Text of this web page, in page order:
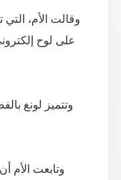
على لوح
وتتميز لونغ
وتابعت الأم